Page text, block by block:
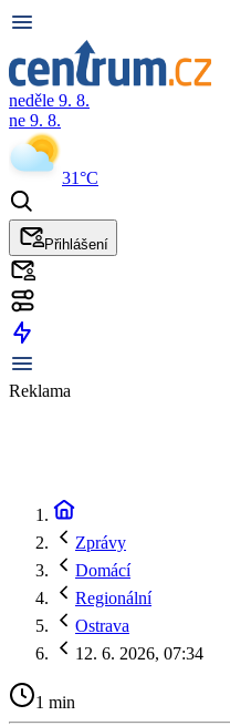
neděle 9. 8.
ne 9. 8.
31°C
Přihlášení
Reklama
Zprávy
Domácí
Regionální
Ostrava
12. 6. 2026, 07:34
1 min